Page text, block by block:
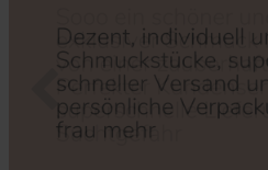
Zurück